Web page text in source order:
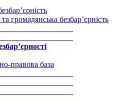
громадянська безбар’єрність
правова база